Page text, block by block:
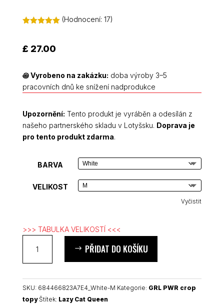
základě
hodnocení
(Hodnocení:17)
£ 27.00
꩜Vyrobeno na zakázku: doba výroby 3–5
pracovních dnů ke snížení nadprodukce
Upozornění: Tento produkt je vyráběn a odesílán z
našeho partnerského skladu v Lotyšsku. Doprava je
pro tento produkt zdarma.
BARVA
VELIKOST
Vyčistit
>>> TABULKA VELIKOSTÍ <<<
Queen
crop
top
PŘIDAT DO KOŠÍKU
SKU: 684466823A7E4_White-M Kategorie: GRL PWR crop
topy Štítek: Lazy Cat Queen